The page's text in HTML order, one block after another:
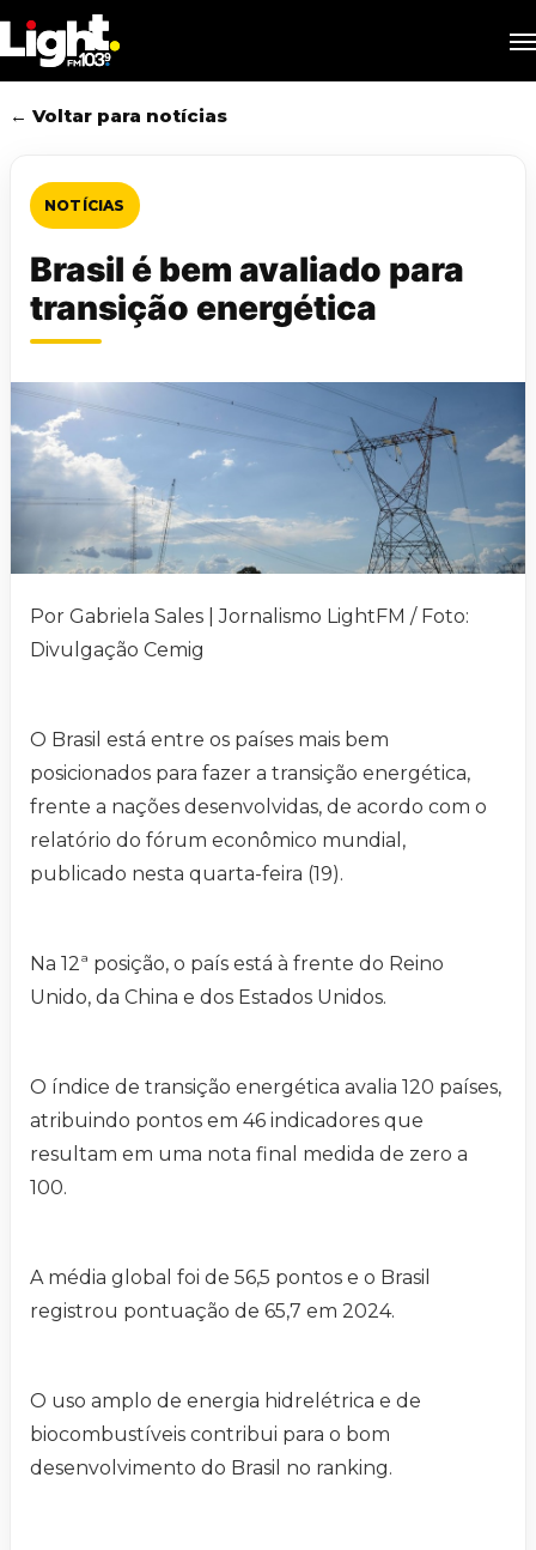
to
main
content
← Voltar para notícias
NOTÍCIAS
Brasil é bem avaliado para
transição energética
Por Gabriela Sales | Jornalismo LightFM / Foto:
Divulgação Cemig
O Brasil está entre os países mais bem
posicionados para fazer a transição energética,
frente a nações desenvolvidas, de acordo com o
relatório do fórum econômico mundial,
publicado nesta quarta-feira (19).
Na 12ª posição, o país está à frente do Reino
Unido, da China e dos Estados Unidos.
O índice de transição energética avalia 120 países,
atribuindo pontos em 46 indicadores que
resultam em uma nota final medida de zero a
100.
A média global foi de 56,5 pontos e o Brasil
registrou pontuação de 65,7 em 2024.
O uso amplo de energia hidrelétrica e de
biocombustíveis contribui para o bom
desenvolvimento do Brasil no ranking.